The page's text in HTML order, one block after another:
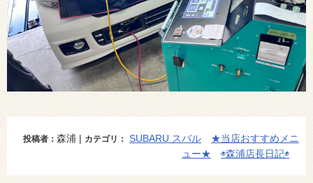
投稿者： 森浦 | カテゴリ： SUBARU スバル
★当店おすすめメニ
ュー★
◉森浦店長日記◉